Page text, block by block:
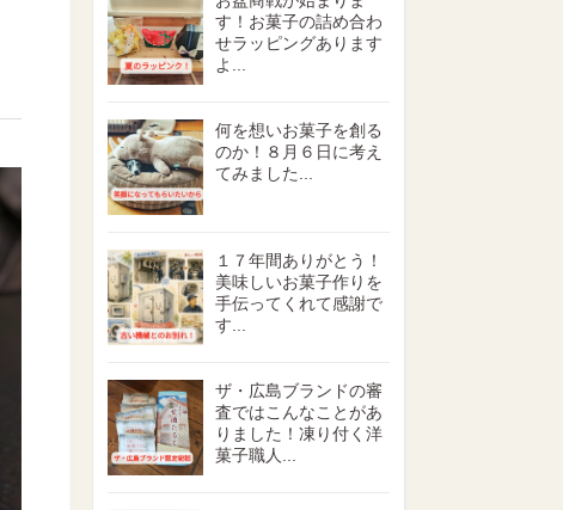
す！お菓子の詰め合わ
せラッピングあります
よ...
何を想いお菓子を創る
のか！８月６日に考え
てみました...
１７年間ありがとう！
美味しいお菓子作りを
手伝ってくれて感謝で
す...
ザ・広島ブランドの審
査ではこんなことがあ
りました！凍り付く洋
菓子職人...